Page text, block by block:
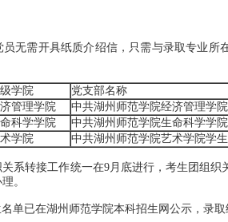
需开具纸质介绍信，只需与录取专业所
学院 党支部名称
管理学院 中共湖州师范学院经济管理学
科学学院 中共湖州师范学院生命科学学
学院 中共湖州师范学院艺术学院学
转接工作统一在9月底进行，考生团组织
。
已在湖州师范学院本科招生网公示，录取